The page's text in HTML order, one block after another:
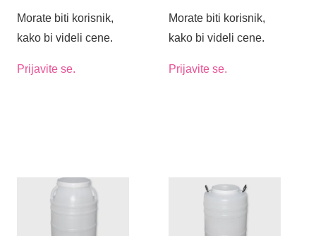
Morate biti korisnik,
kako bi videli cene.
Prijavite se.
Morate biti korisnik,
kako bi videli cene.
Prijavite se.